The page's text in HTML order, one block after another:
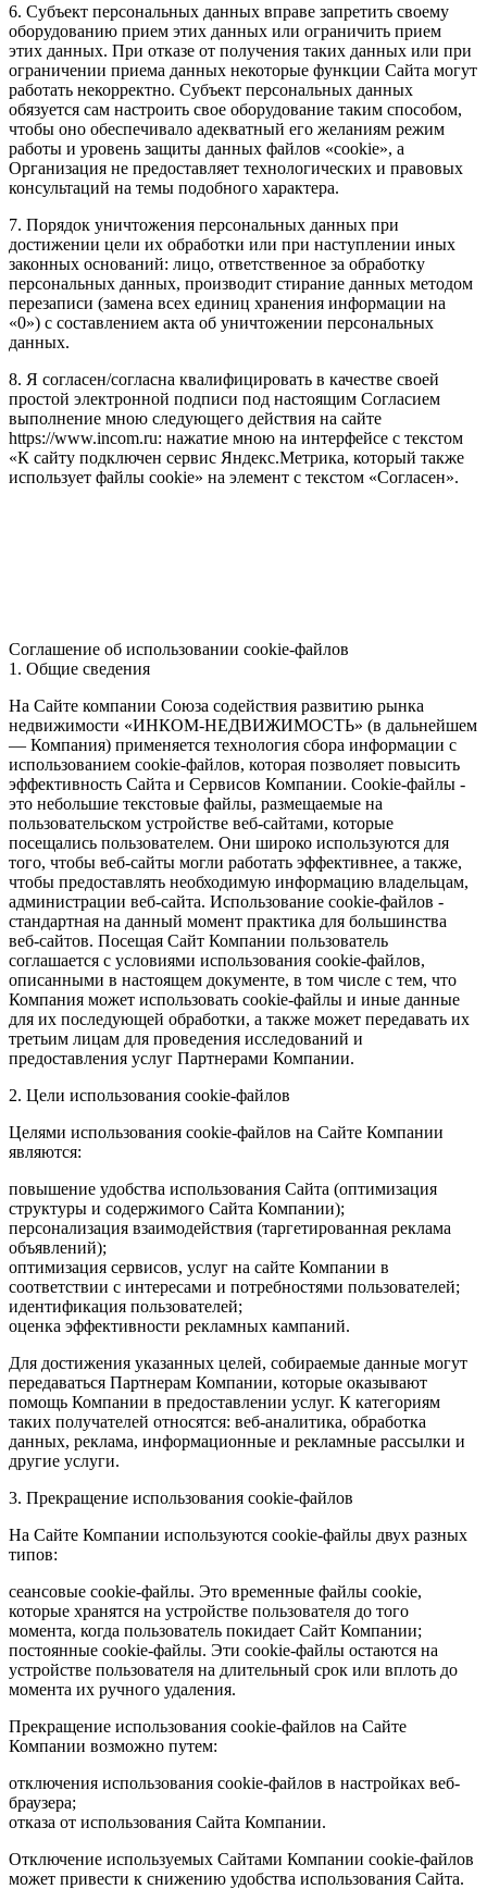
6. Субъект персональных данных вправе запретить своему
оборудованию прием этих данных или ограничить прием
этих данных. При отказе от получения таких данных или при
ограничении приема данных некоторые функции Сайта могут
работать некорректно. Субъект персональных данных
обязуется сам настроить свое оборудование таким способом,
чтобы оно обеспечивало адекватный его желаниям режим
работы и уровень защиты данных файлов «cookie», а
Организация не предоставляет технологических и правовых
консультаций на темы подобного характера.
7. Порядок уничтожения персональных данных при
достижении цели их обработки или при наступлении иных
законных оснований: лицо, ответственное за обработку
персональных данных, производит стирание данных методом
перезаписи (замена всех единиц хранения информации на
«0») с составлением акта об уничтожении персональных
данных.
8. Я согласен/согласна квалифицировать в качестве своей
простой электронной подписи под настоящим Согласием
выполнение мною следующего действия на сайте
https://www.incom.ru: нажатие мною на интерфейсе с текстом
«К сайту подключен сервис Яндекс.Метрика, который также
использует файлы cookie» на элемент с текстом «Согласен».
Соглашение об использовании cookie-файлов
1. Общие сведения
На Сайте компании Союза содействия развитию рынка
недвижимости «ИНКОМ-НЕДВИЖИМОСТЬ» (в дальнейшем
— Компания) применяется технология сбора информации с
использованием cookie-файлов, которая позволяет повысить
эффективность Сайта и Сервисов Компании. Сookie-файлы -
это небольшие текстовые файлы, размещаемые на
пользовательском устройстве веб-сайтами, которые
посещались пользователем. Они широко используются для
того, чтобы веб-сайты могли работать эффективнее, а также,
чтобы предоставлять необходимую информацию владельцам,
администрации веб-сайта. Использование cookie-файлов -
стандартная на данный момент практика для большинства
веб-сайтов. Посещая Сайт Компании пользователь
соглашается с условиями использования cookie-файлов,
описанными в настоящем документе, в том числе с тем, что
Компания может использовать cookie-файлы и иные данные
для их последующей обработки, а также может передавать их
третьим лицам для проведения исследований и
предоставления услуг Партнерами Компании.
2. Цели использования cookie-файлов
Целями использования cookie-файлов на Сайте Компании
являются:
повышение удобства использования Сайта (оптимизация
структуры и содержимого Сайта Компании);
персонализация взаимодействия (таргетированная реклама
объявлений);
оптимизация сервисов, услуг на сайте Компании в
соответствии с интересами и потребностями пользователей;
идентификация пользователей;
оценка эффективности рекламных кампаний.
Для достижения указанных целей, собираемые данные могут
передаваться Партнерам Компании, которые оказывают
помощь Компании в предоставлении услуг. К категориям
таких получателей относятся: веб-аналитика, обработка
данных, реклама, информационные и рекламные рассылки и
другие услуги.
3. Прекращение использования cookie-файлов
На Сайте Компании используются cookie-файлы двух разных
типов:
сеансовые cookie-файлы. Это временные файлы cookie,
которые хранятся на устройстве пользователя до того
момента, когда пользователь покидает Сайт Компании;
постоянные cookie-файлы. Эти cookie-файлы остаются на
устройстве пользователя на длительный срок или вплоть до
момента их ручного удаления.
Прекращение использования cookie-файлов на Сайте
Компании возможно путем:
отключения использования cookie-файлов в настройках веб-
браузера;
отказа от использования Сайта Компании.
Отключение используемых Сайтами Компании cookie-файлов
может привести к снижению удобства использования Сайта.